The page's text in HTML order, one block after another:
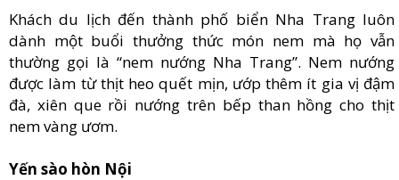
Khách du lịch đến thành phố biển Nha Trang luôn
dành một buổi thưởng thức món nem mà họ vẫn
thường gọi là “nem nướng Nha Trang”. Nem nướng
được làm từ thịt heo quết mịn, ướp thêm ít gia vị đậm
đà, xiên que rồi nướng trên bếp than hồng cho thịt
nem vàng ươm.
Yến sào hòn Nội